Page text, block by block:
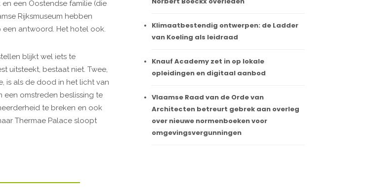
een Oostendse familie (die
Rijksmuseum hebben
antwoord. Het hotel ook.
blijkt wel iets te
uitsteekt, bestaat niet. Twee,
is als de dood in het licht van
een omstreden beslissing te
te breken en ook
Thermae Palace sloopt
Klimaatbestendig ontwerpen: de Ladder
van Koeling als leidraad
Knauf Academy zet in op lokale
opleidingen en digitaal aanbod
Vlaamse Raad van de Orde van
Architecten betreurt gebrek aan overleg
over nieuwe normenboeken voor
omgevingsvergunningen